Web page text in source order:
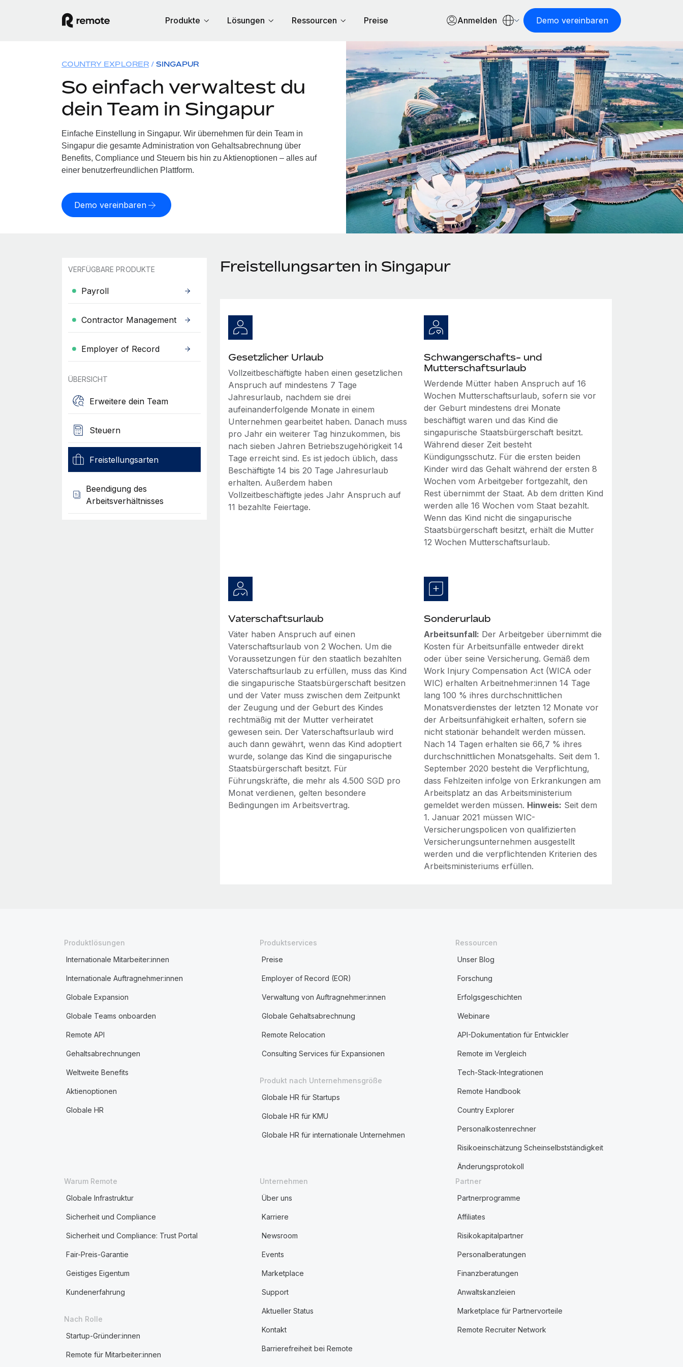
Produkte Lösungen Ressourcen Preise Anmelden Demo vereinbaren
COUNTRY EXPLORER SINGAPUR
So einfach verwaltest du
dein Team in Singapur
Einfache Einstellung in Singapur. Wir übernehmen für dein Team in
Singapur die gesamte Administration von Gehaltsabrechnung über
Benefits, Compliance und Steuern bis hin zu Aktienoptionen – alles auf
einer benutzerfreundlichen Plattform.
Demo vereinbaren
VERFÜGBARE PRODUKTE
Payroll
Contractor Management
Employer of Record
ÜBERSICHT
Erweitere dein Team
Steuern
Freistellungsarten
Beendigung des
Arbeitsverhältnisses
Freistellungsarten in Singapur
Gesetzlicher Urlaub
Vollzeitbeschäftigte haben einen gesetzlichen
Anspruch auf mindestens 7 Tage
Jahresurlaub, nachdem sie drei
aufeinanderfolgende Monate in einem
Unternehmen gearbeitet haben. Danach muss
pro Jahr ein weiterer Tag hinzukommen, bis
nach sieben Jahren Betriebszugehörigkeit 14
Tage erreicht sind. Es ist jedoch üblich, dass
Beschäftigte 14 bis 20 Tage Jahresurlaub
erhalten. Außerdem haben
Vollzeitbeschäftigte jedes Jahr Anspruch auf
11 bezahlte Feiertage.
Schwangerschafts- und
Mutterschaftsurlaub
Werdende Mütter haben Anspruch auf 16
Wochen Mutterschaftsurlaub, sofern sie vor
der Geburt mindestens drei Monate
beschäftigt waren und das Kind die
singapurische Staatsbürgerschaft besitzt.
Während dieser Zeit besteht
Kündigungsschutz. Für die ersten beiden
Kinder wird das Gehalt während der ersten 8
Wochen vom Arbeitgeber fortgezahlt, den
Rest übernimmt der Staat. Ab dem dritten Kind
werden alle 16 Wochen vom Staat bezahlt.
Wenn das Kind nicht die singapurische
Staatsbürgerschaft besitzt, erhält die Mutter
12 Wochen Mutterschaftsurlaub.
Vaterschaftsurlaub
Väter haben Anspruch auf einen
Vaterschaftsurlaub von 2 Wochen. Um die
Voraussetzungen für den staatlich bezahlten
Vaterschaftsurlaub zu erfüllen, muss das Kind
die singapurische Staatsbürgerschaft besitzen
und der Vater muss zwischen dem Zeitpunkt
der Zeugung und der Geburt des Kindes
rechtmäßig mit der Mutter verheiratet
gewesen sein. Der Vaterschaftsurlaub wird
auch dann gewährt, wenn das Kind adoptiert
wurde, solange das Kind die singapurische
Staatsbürgerschaft besitzt. Für
Führungskräfte, die mehr als 4.500 SGD pro
Monat verdienen, gelten besondere
Bedingungen im Arbeitsvertrag.
Sonderurlaub
Arbeitsunfall: Der Arbeitgeber übernimmt die
Kosten für Arbeitsunfälle entweder direkt
oder über seine Versicherung. Gemäß dem
Work Injury Compensation Act (WICA oder
WIC) erhalten Arbeitnehmer:innen 14 Tage
lang 100 % ihres durchschnittlichen
Monatsverdienstes der letzten 12 Monate vor
der Arbeitsunfähigkeit erhalten, sofern sie
nicht stationär behandelt werden müssen.
Nach 14 Tagen erhalten sie 66,7 % ihres
durchschnittlichen Monatsgehalts. Seit dem 1.
September 2020 besteht die Verpflichtung,
dass Fehlzeiten infolge von Erkrankungen am
Arbeitsplatz an das Arbeitsministerium
gemeldet werden müssen. Hinweis: Seit dem
1. Januar 2021 müssen WIC-
Versicherungspolicen von qualifizierten
Versicherungsunternehmen ausgestellt
werden und die verpflichtenden Kriterien des
Arbeitsministeriums erfüllen.
Produktlösungen
Internationale Mitarbeiter:innen
Internationale Auftragnehmer:innen
Globale Expansion
Globale Teams onboarden
Remote API
Gehaltsabrechnungen
Weltweite Benefits
Aktienoptionen
Globale HR
Produktservices
Preise
Employer of Record (EOR)
Verwaltung von Auftragnehmer:innen
Globale Gehaltsabrechnung
Remote Relocation
Consulting Services für Expansionen
Produkt nach Unternehmensgröße
Globale HR für Startups
Globale HR für KMU
Globale HR für internationale Unternehmen
Ressourcen
Unser Blog
Forschung
Erfolgsgeschichten
Webinare
API-Dokumentation für Entwickler
Remote im Vergleich
Tech-Stack-Integrationen
Remote Handbook
Country Explorer
Personalkostenrechner
Risikoeinschätzung Scheinselbstständigkeit
Änderungsprotokoll
Warum Remote
Globale Infrastruktur
Sicherheit und Compliance
Sicherheit und Compliance: Trust Portal
Fair-Preis-Garantie
Geistiges Eigentum
Kundenerfahrung
Nach Rolle
Startup-Gründer:innen
Remote für Mitarbeiter:innen
Unternehmen
Über uns
Karriere
Newsroom
Events
Marketplace
Support
Aktueller Status
Kontakt
Barrierefreiheit bei Remote
Partner
Partnerprogramme
Affiliates
Risikokapitalpartner
Personalberatungen
Finanzberatungen
Anwaltskanzleien
Marketplace für Partnervorteile
Remote Recruiter Network